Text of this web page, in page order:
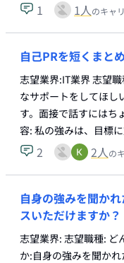
1 1人のキャ
自己PRを短くまと
志望業界:IT業界 志望
なサポートをしてほし
す。面接で話すにはち
容: 私の強みは、目標
2 2人の
自身の強みを聞か
スいただけますか？
志望業界: 志望職種: ど
か:自身の強みを聞か